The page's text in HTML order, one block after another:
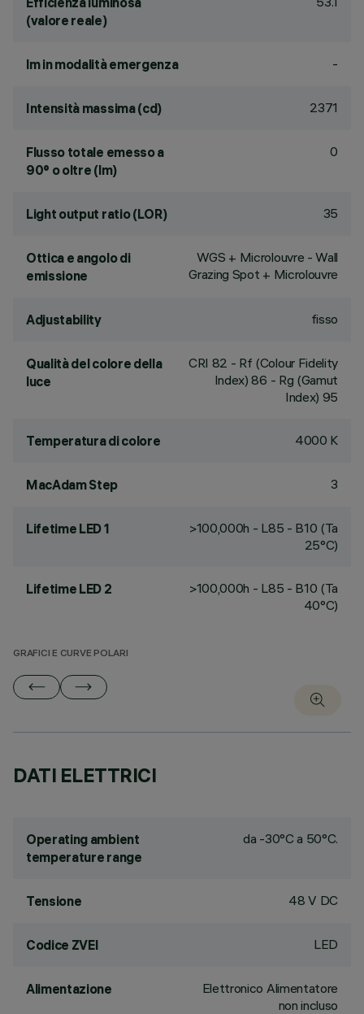
(valore reale)
lm in modalità emergenza -
Intensità massima (cd) 2371
Flusso totale emesso a
90° o oltre (lm)
0
Light output ratio (LOR) 35
Ottica e angolo di
emissione
WGS + Microlouvre - Wall
Grazing Spot + Microlouvre
Adjustability fisso
Qualità del colore della
luce
CRI 82 - Rf (Colour Fidelity
Index) 86 - Rg (Gamut
Index) 95
Temperatura di colore 4000 K
MacAdam Step 3
Lifetime LED 1
>100,000h - L85 - B10 (Ta
25°C)
Lifetime LED 2
>100,000h - L85 - B10 (Ta
40°C)
GRAFICI E CURVE POLARI
DATI ELETTRICI
Operating ambient
temperature range
da -30°C a 50°C.
Tensione 48 V DC
Codice ZVEI LED
Alimentazione
Elettronico Alimentatore
non incluso